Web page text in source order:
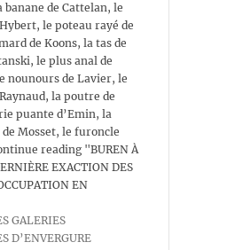
banane de Cattelan, le
le poteau rayé de
de Koons, la tas de
le plus anal de
nounours de Lavier, le
la poutre de
puante d’Emin, la
Mosset, le furoncle
reading "BUREN À
EXACTION DES
EN
GALERIES
D’ENVERGURE